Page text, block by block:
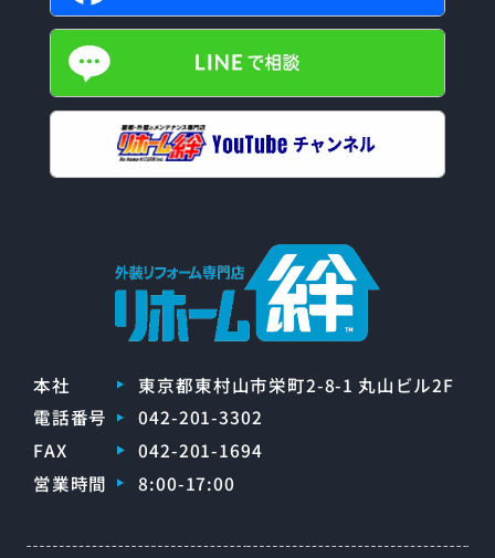
本社
東京都東村山市栄町2-8-1 丸山ビル2F
電話番号
042-201-3302
FAX
042-201-1694
営業時間
8:00-17:00